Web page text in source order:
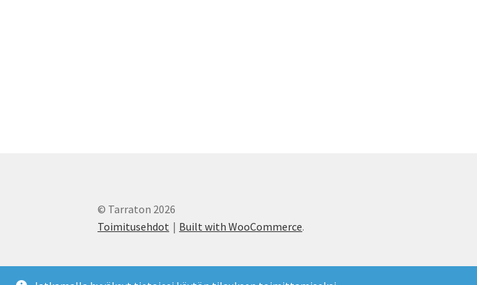
© Tarraton 2026
Toimitusehdot
Built with WooCommerce.